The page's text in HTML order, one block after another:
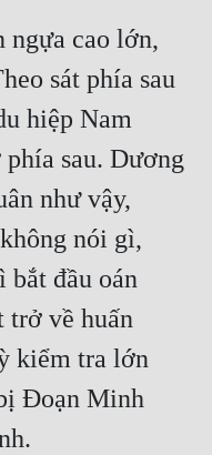
ngựa cao lớn,
sát phía sau
hiệp Nam
sau. Dương
như vậy,
nói gì,
bắt đầu oán
trở về huấn
kiểm tra lớn
Đoạn Minh